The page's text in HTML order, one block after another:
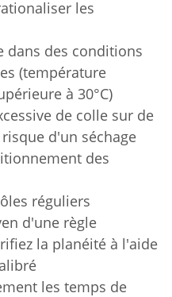
les
dans des conditions
(température
à 30°C)
de colle sur de
d'un séchage
des
réguliers
d'une règle
la planéité à l'aide
les temps de